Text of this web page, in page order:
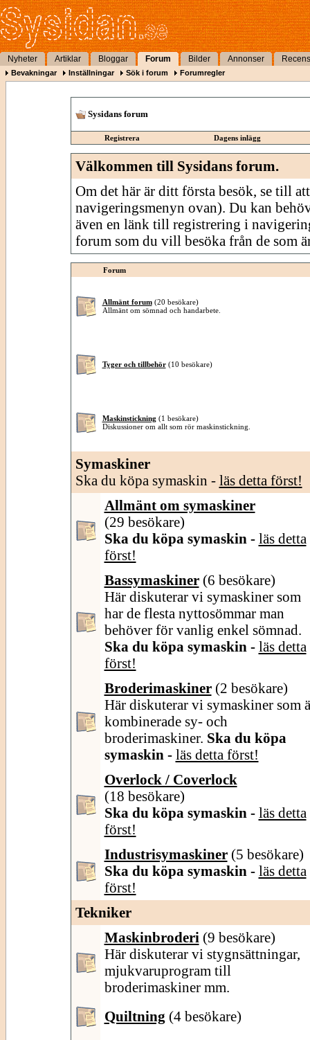
Nyheter Artiklar Bloggar Forum Bilder Annonser
Bevakningar Inställningar Sök i forum Forumregler
Sysidans forum
Registrera Dagens inlägg
Välkommen till Sysidans forum.
Om det här är ditt första besök, se till
navigeringsmenyn ovan). Du kan
även en länk till registrering i
forum som du vill besöka från de som
Forum
Allmänt forum (20 besökare)
Allmänt om sömnad och handarbete.
Tyger och tillbehör (10 besökare)
Maskinstickning (1 besökare)
Diskussioner om allt som rör maskinstickning.
Symaskiner
Ska du köpa symaskin - läs detta först!
Allmänt om symaskiner
(29 besökare)
Ska du köpa symaskin - läs detta
först!
Bassymaskiner (6 besökare)
Här diskuterar vi symaskiner som
har de flesta nyttosömmar man
behöver för vanlig enkel sömnad.
Ska du köpa symaskin - läs detta
först!
Broderimaskiner (2 besökare)
Här diskuterar vi symaskiner som
kombinerade sy- och
broderimaskiner. Ska du köpa
symaskin - läs detta först!
Overlock / Coverlock
(18 besökare)
Ska du köpa symaskin - läs detta
först!
Industrisymaskiner (5 besökare)
Ska du köpa symaskin - läs detta
först!
Tekniker
Maskinbroderi (9 besökare)
Här diskuterar vi stygnsättningar,
mjukvaruprogram till
broderimaskiner mm.
Quiltning (4 besökare)